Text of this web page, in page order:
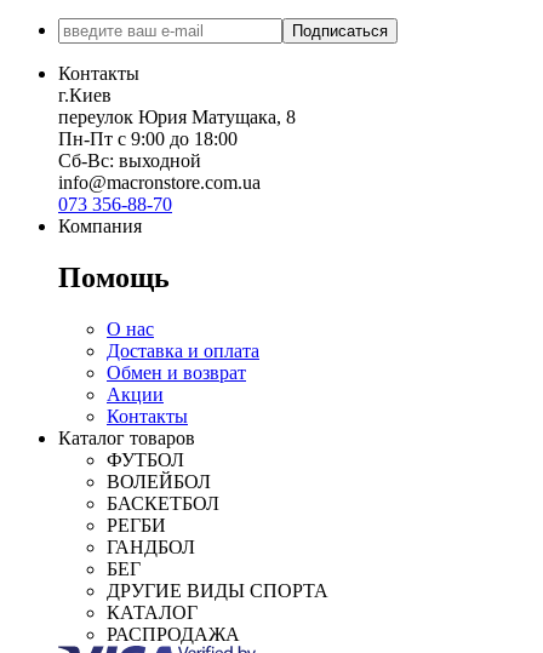
Подписаться
Контакты
г.Киев
переулок Юрия Матущака, 8
Пн-Пт с 9:00 до 18:00
Сб-Вс: выходной
info@macronstore.com.ua
073 356-88-70
Компания
Помощь
О нас
Доставка и оплата
Обмен и возврат
Акции
Контакты
Каталог товаров
ФУТБОЛ
ВОЛЕЙБОЛ
БАСКЕТБОЛ
РЕГБИ
ГАНДБОЛ
БЕГ
ДРУГИЕ ВИДЫ СПОРТА
КАТАЛОГ
РАСПРОДАЖА